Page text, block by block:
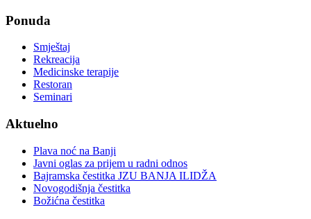
Ponuda
Smještaj
Rekreacija
Medicinske terapije
Restoran
Seminari
Aktuelno
Plava noć na Banji
Javni oglas za prijem u radni odnos
Bajramska čestitka JZU BANJA ILIDŽA
Novogodišnja čestitka
Božićna čestitka